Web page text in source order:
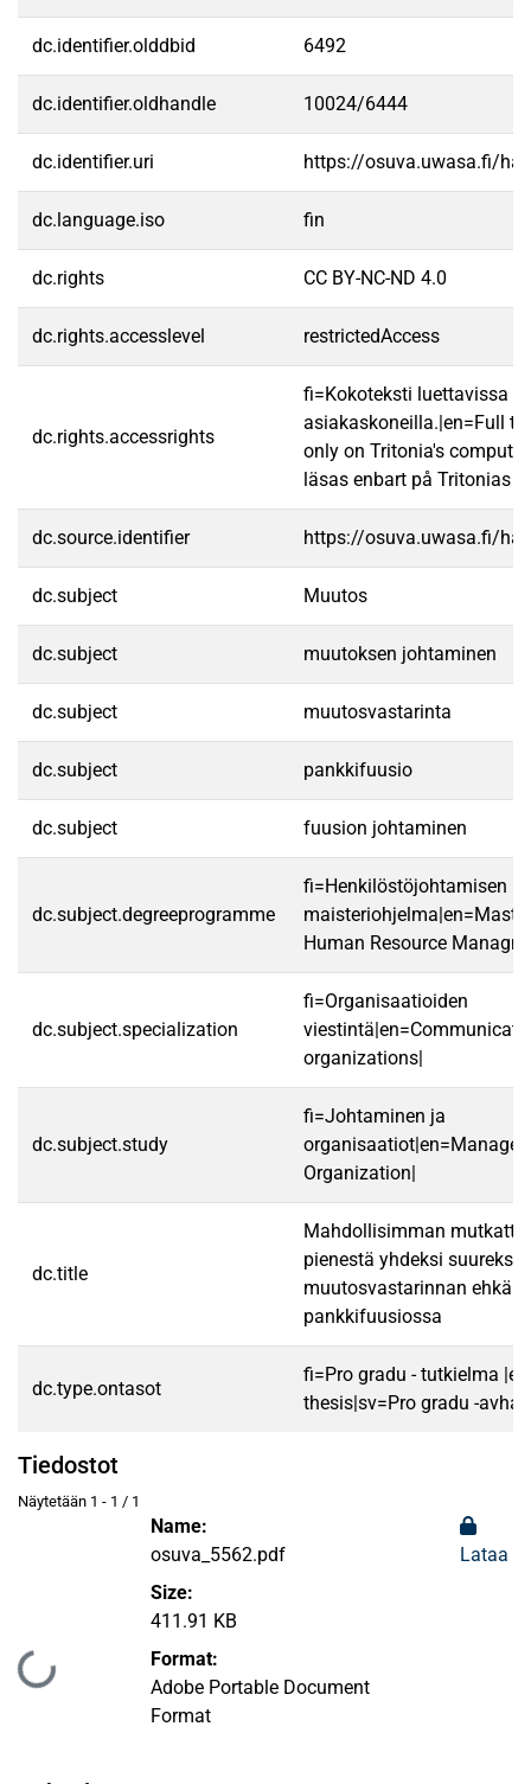
dc.identifier.olddbid 6492
dc.identifier.oldhandle 10024/6444
dc.identifier.uri https://osuva.uwasa.fi/
dc.language.iso fin
dc.rights CC BY-NC-ND 4.0
dc.rights.accesslevel restrictedAccess
dc.rights.accessrights
fi=Kokoteksti luettavissa
asiakaskoneilla.|en=Full
only on Tritonia's
läsas enbart på Tritonias
dc.source.identifier https://osuva.uwasa.fi/
dc.subject Muutos
dc.subject muutoksen johtaminen
dc.subject muutosvastarinta
dc.subject pankkifuusio
dc.subject fuusion johtaminen
dc.subject.degreeprogramme
fi=Henkilöstöjohtamisen
Human Resource
dc.subject.specialization
fi=Organisaatioiden
organizations|
dc.subject.study
fi=Johtaminen ja
Organization|
dc.title
Mahdollisimman
pienestä yhdeksi suureksi
muutosvastarinnan
pankkifuusiossa
dc.type.ontasot
fi=Pro gradu - tutkielma
thesis|sv=Pro gradu -
Tiedostot
Näytetään 1 - 1 / 1
Ladataan...
Name:
osuva_5562.pdf
Size:
411.91 KB
Format:
Adobe Portable Document
Format
Lataa